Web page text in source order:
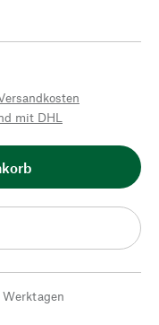
mit DHL